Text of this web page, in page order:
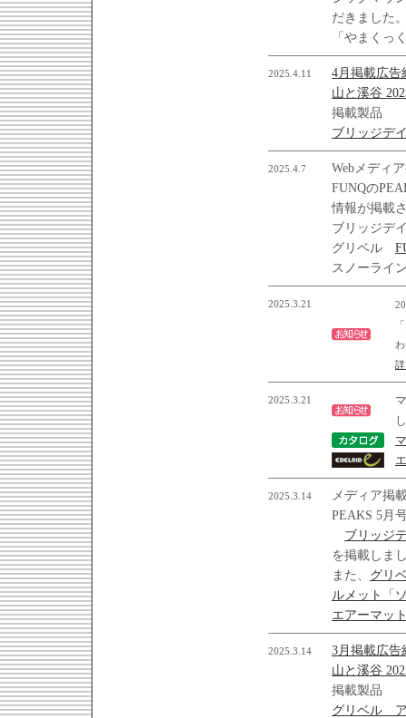
だきました
「やまくっ
2025.4.11
4月掲載広告
山と溪谷
掲載製品
ブリッジデ
2025.4.7
Webメディ
FUNQの
情報が掲載
ブリッジ
グリベル
スノーラ
2025.3.21
2025.3.21
2025.3.14
メディア掲
PEAKS 5月
ブリッジ
を掲載しま
また、 グリ
ルメット「
エアーマッ
2025.3.14
3月掲載広告
山と溪谷
掲載製品
グリベル